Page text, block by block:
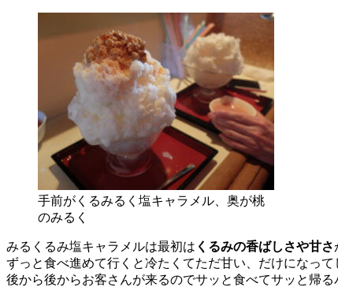
手前がくるみるく塩キャラメル、奥が桃
のみるく
みるくるみ塩キャラメルは最初は くるみの香ばしさや甘さ
ずっと食べ進めて行くと冷たくてただ甘い、だけになって
後から後からお客さんが来るのでサッと食べてサッと帰る